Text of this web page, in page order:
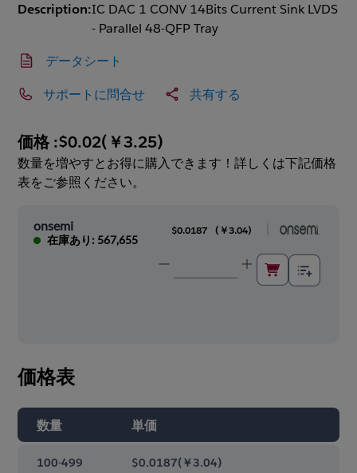
Description:IC DAC 1 CONV 14Bits Current Sink LVDS
- Parallel 48-QFP Tray
データシート
サポートに問合せ 共有する
価格 :$0.02(￥3.25)
数量を増やすとお得に購入できます！詳しくは下記価格
表をご参照ください。
onsemi
在庫あり: 567,655
$0.0187 ( ￥3.04)
価格表
数量 単価
100-499 $0.0187(￥3.04)